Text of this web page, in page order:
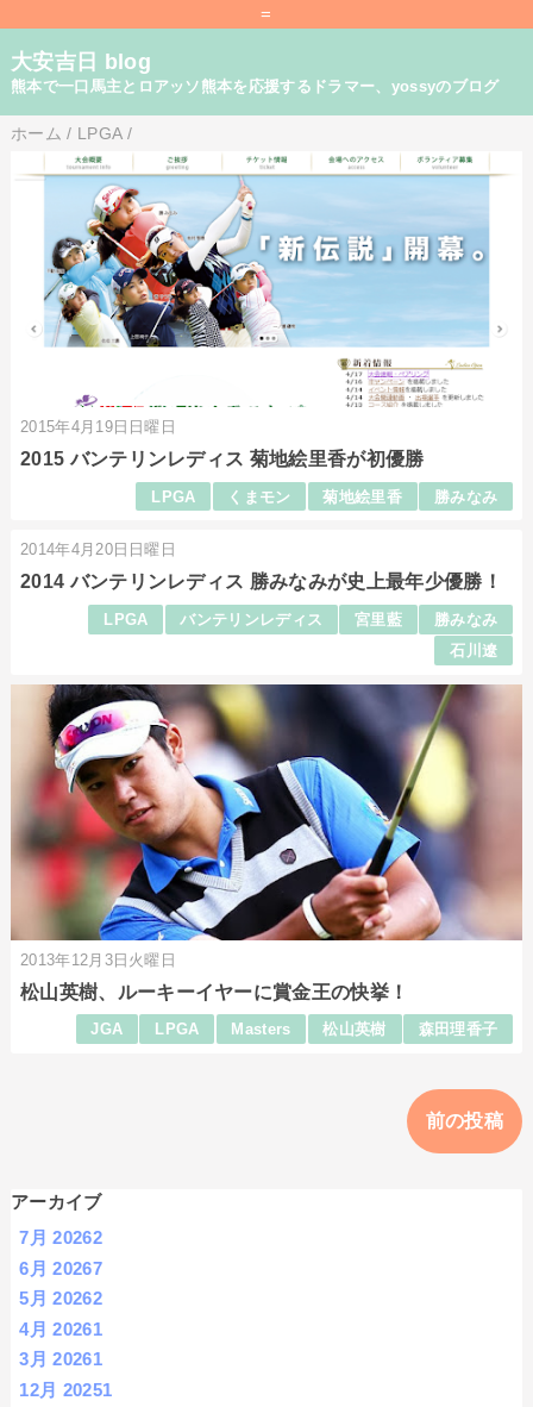
=
大安吉日 blog
熊本で一口馬主とロアッソ熊本を応援するドラマー、yossyのブログ
ホーム / LPGA /
2015年4月19日日曜日
2015 バンテリンレディス 菊地絵里香が初優勝
LPGA くまモン 菊地絵里香 勝みなみ
2014年4月20日日曜日
2014 バンテリンレディス 勝みなみが史上最年少優勝！
LPGA バンテリンレディス 宮里藍
勝みなみ
石川遼
2013年12月3日火曜日
松山英樹、ルーキーイヤーに賞金王の快挙！
JGA LPGA Masters 松山英樹 森田理香子
前の投稿
アーカイブ
7月 20262
6月 20267
5月 20262
4月 20261
3月 20261
12月 20251